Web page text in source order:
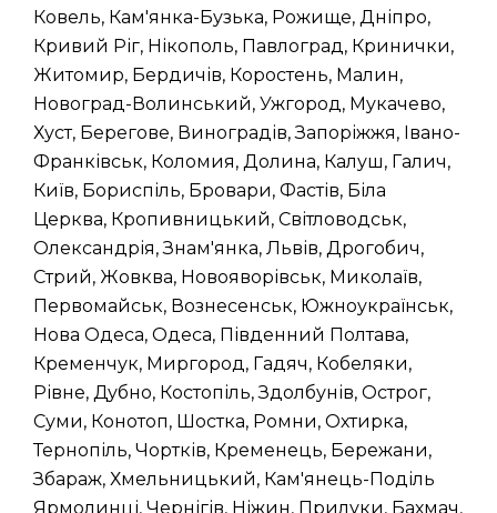
Ковель, Кам'янка-Бузька, Рожище, Дніпро,
Кривий Ріг, Нікополь, Павлоград, Кринички,
Житомир, Бердичів, Коростень, Малин,
Новоград-Волинський, Ужгород, Мукачево,
Хуст, Берегове, Виноградів, Запоріжжя, Івано-
Франківськ, Коломия, Долина, Калуш, Галич,
Київ, Бориспіль, Бровари, Фастів, Біла
Церква, Кропивницький, Світловодськ,
Олександрія, Знам'янка, Львів, Дрогобич,
Стрий, Жовква, Новояворівськ, Миколаїв,
Первомайськ, Вознесенськ, Южноукраїнськ,
Нова Одеса, Одеса, Південний Полтава,
Кременчук, Миргород, Гадяч, Кобеляки,
Рівне, Дубно, Костопіль, Здолбунів, Острог,
Суми, Конотоп, Шостка, Ромни, Охтирка,
Тернопіль, Чортків, Кременець, Бережани,
Збараж, Хмельницький, Кам'янець-Поділь
Ярмолинці, Чернігів, Ніжин, Прилуки, Бахмач,